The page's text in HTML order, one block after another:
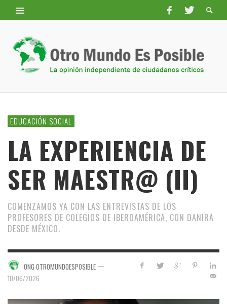
EDUCACIÓN SOCIAL
LA EXPERIENCIA DE
SER MAESTR@ (II)
COMENZAMOS YA CON LAS ENTREVISTAS DE LOS
PROFESORES DE COLEGIOS DE IBEROAMÉRICA, CON DANIRA
DESDE MÉXICO.
ONG OTROMUNDOESPOSIBLE —
10/06/2026